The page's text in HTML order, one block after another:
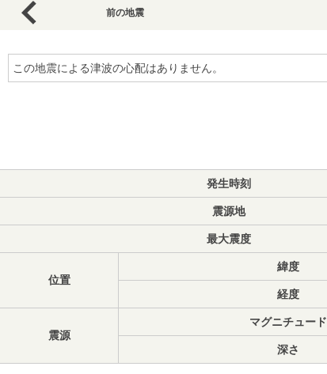
前の地震
この地震による津波の心配はありません。
発生時刻
震源地
最大震度
位置
緯度
経度
震源
マグニチュード
深さ